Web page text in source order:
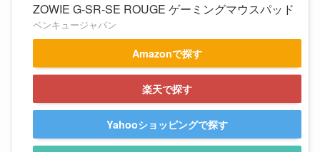
ZOWIE G-SR-SE ROUGE ゲーミングマウスパッド
ベンキュージャパン
Amazonで探す
楽天で探す
Yahooショッピングで探す